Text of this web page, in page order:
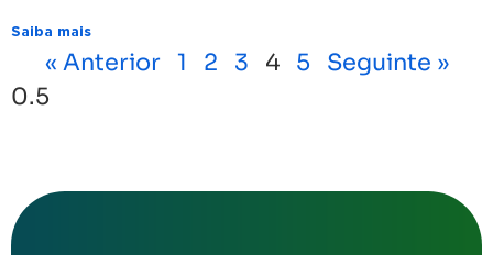
Saiba mais
« Anterior 1 2 3 4 5 Seguinte »